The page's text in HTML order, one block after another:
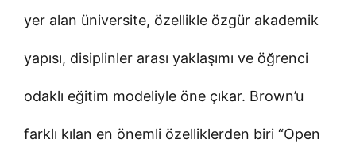
yer alan üniversite, özellikle özgür akademik
yapısı, disiplinler arası yaklaşımı ve öğrenci
odaklı eğitim modeliyle öne çıkar. Brown’u
farklı kılan en önemli özelliklerden biri “Open